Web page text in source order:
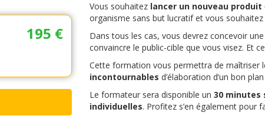
195 €
Vous souhaitez lancer un nouveau produit
organisme sans but lucratif et vous
Dans tous les cas, vous devrez concevoir
convaincre le public-cible que vous visez. Et
Cette formation vous permettra de maîtriser
incontournables d’élaboration d’un bon
Le formateur sera disponible un 30 minutes
individuelles. Profitez s’en également pour